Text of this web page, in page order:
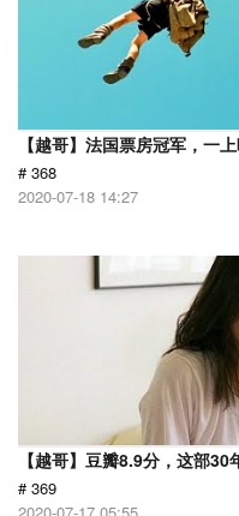
【越哥】法国票房冠军，一
# 368
2020-07-18 14:27
【越哥】豆瓣8.9分，这部
# 369